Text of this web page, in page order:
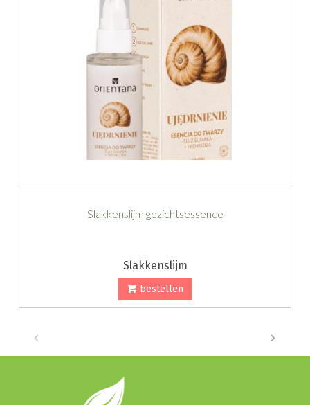
Slakkenslijm gezichtsessence
Slakkenslijm
bestellen